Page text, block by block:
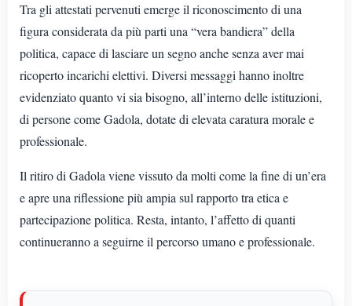
Tra gli attestati pervenuti emerge il riconoscimento di una
figura considerata da più parti una “vera bandiera” della
politica, capace di lasciare un segno anche senza aver mai
ricoperto incarichi elettivi. Diversi messaggi hanno inoltre
evidenziato quanto vi sia bisogno, all’interno delle istituzioni,
di persone come Gadola, dotate di elevata caratura morale e
professionale.
Il ritiro di Gadola viene vissuto da molti come la fine di un’era
e apre una riflessione più ampia sul rapporto tra etica e
partecipazione politica. Resta, intanto, l’affetto di quanti
continueranno a seguirne il percorso umano e professionale.